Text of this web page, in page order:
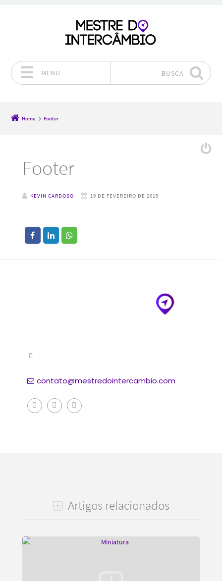
MENU BUSCA
Home Footer
Footer
KEVIN CARDOSO 19 DE FEVEREIRO DE 2019
contato@mestredointercambio.com
Artigos relacionados